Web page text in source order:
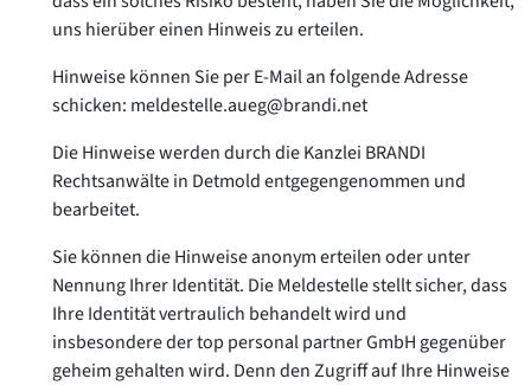
uns hierüber einen Hinweis zu erteilen.
Hinweise können Sie per E-Mail an folgende Adresse
schicken: meldestelle.aueg@brandi.net
Die Hinweise werden durch die Kanzlei BRANDI
Rechtsanwälte in Detmold entgegengenommen und
bearbeitet.
Sie können die Hinweise anonym erteilen oder unter
Nennung Ihrer Identität. Die Meldestelle stellt sicher, dass
Ihre Identität vertraulich behandelt wird und
insbesondere dertop personal partner GmbH gegenüber
geheim gehalten wird. Denn den Zugriff auf Ihre Hinweise